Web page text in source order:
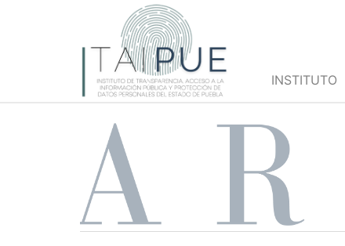
INSTITUTO